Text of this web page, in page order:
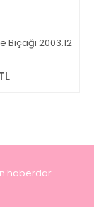
2003.12
haberdar